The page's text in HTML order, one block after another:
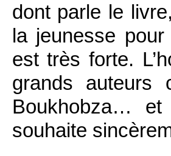
dont parle le
la jeunesse
est très forte.
grands auteurs
Boukhobza…
souhaite